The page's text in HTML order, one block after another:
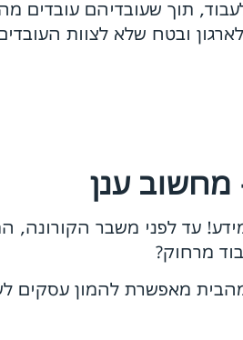
תוך שעובדיהם עובדים
ובטח שלא לצוות
מחשוב ענן
עד לפני משבר הקורונה,
מרחוק?
מאפשרת להמון עסקים